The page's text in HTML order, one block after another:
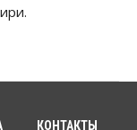
КОНТАКТЫ